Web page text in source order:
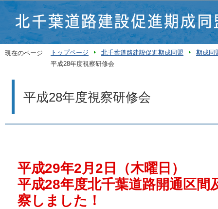
現在のページ トップページ 北千葉道路建設促進期成同盟
期成同
平成28年度視察研修会
平成28年度視察研修会
平成29年2月2日（木曜日）
平成28年度北千葉道路開通区間
察しました！